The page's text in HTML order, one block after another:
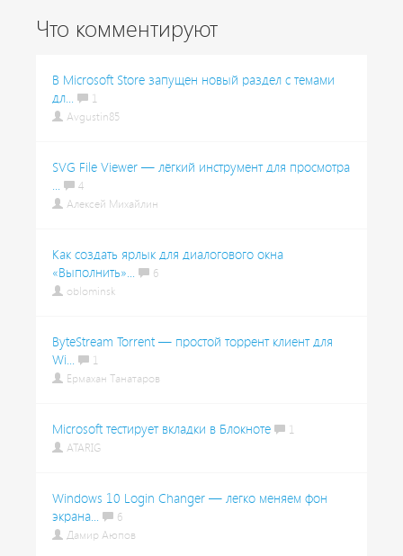
Что комментируют
В Microsoft Store запущен новый раздел с темами
дл...
1
Avgustin85
SVG File Viewer — лёгкий инструмент для просмотра
...
4
Алексей Михайлин
Как создать ярлык для диалогового окна
«Выполнить»...
6
oblominsk
ByteStream Torrent — простой торрент клиент для
Wi...
1
Ермахан Танатаров
Microsoft тестирует вкладки в Блокноте
1
ATARIG
Windows 10 Login Changer — легко меняем фон
экрана...
6
Дамир Аюпов